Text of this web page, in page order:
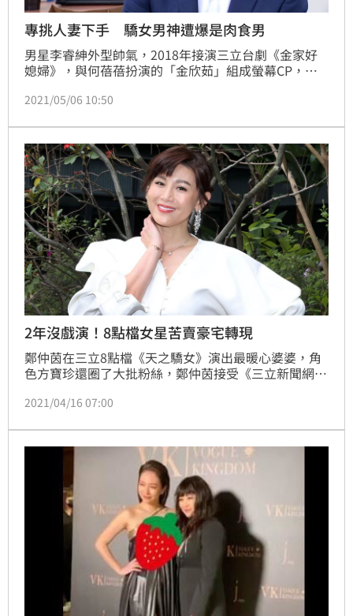
專挑人妻下手 驕女男神遭爆是肉食男
男星李睿紳外型帥氣，2018年接演三立台劇《金家好
媳婦》，與何蓓蓓扮演的「金欣茹」組成螢幕CP，融
現，演出癡情男子，先是愛上老大的女人，爾後竟然又
男）。
2021/05/06 10:50
2年沒戲演！8點檔女星苦賣豪宅轉現
鄭仲茵在三立8點檔《天之驕女》演出最暖心婆婆，角
色方寶珍還圈了大批粉絲，鄭仲茵接受《三立新聞網》
開始演的時候總覺得哪裡不對勁，直到有一場戲直接把
絲一個月就增加一萬，自己也感到相當驚奇。而說起鄭
仲茵出道歷程，鄭仲茵一開始先到中國拍戲，爾後回台
灣發展，無奈回台灣時沒有知名度，跟到的經紀公司倒
了，還得賣房。
2021/04/16 07:00